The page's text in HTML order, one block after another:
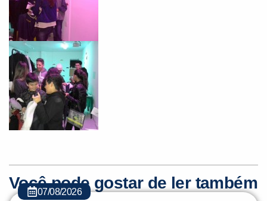
Você pode gostar de ler também
07/08/2026